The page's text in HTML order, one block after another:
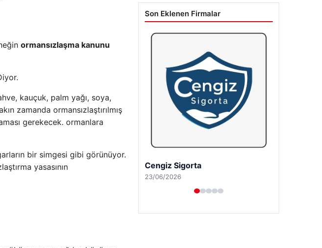
ormansızlaşma kanunu
kauçuk, palm yağı, soya,
zamanda ormansızlaştırılmış
gerekecek. ormanlara
bir simgesi gibi görünüyor.
yasasının
Son Eklenen Firmalar
Hastaş Beton
26/05/2026